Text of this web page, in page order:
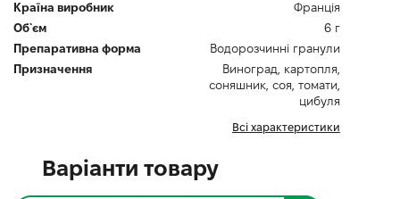
Країна виробник
Франція
Об`єм
6 г
Препаративна форма
Водорозчинні гранули
Призначення
Виноград, картопля,
соняшник, соя, томати,
цибуля
Всі характеристики
Варіанти товару